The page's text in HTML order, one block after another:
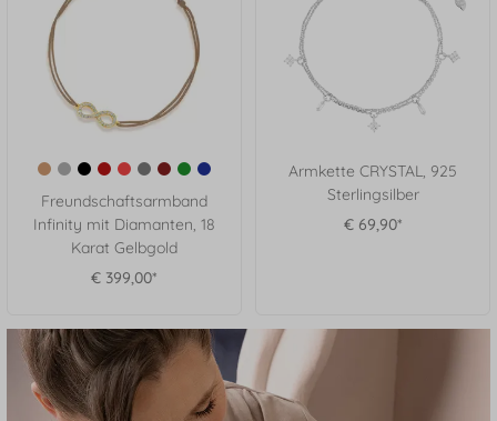
Freundschaftsarmband
Infinity mit Diamanten, 18
Karat Gelbgold
€ 399,00*
Armkette CRYSTAL, 925
Sterlingsilber
€ 69,90*